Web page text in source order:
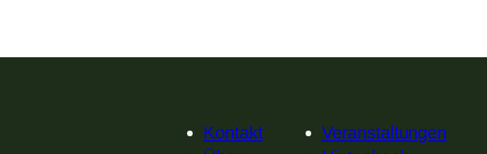
Kontakt
Veranstaltungen